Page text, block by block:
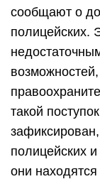
сообщают о
полицейских.
такой
полицейских
они